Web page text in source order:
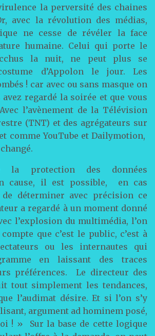
la perversité des chaines
avec la révolution des médias,
ne cesse de révéler la face
humaine. Celui qui porte le
la nuit, ne peut plus se
d’Appolon le jour. Les
! car avec ou sans masque on
avez regardé la soirée et que vous
l’avènement de la Télévision
(TNT) et des agrégateurs sur
comme YouTube et Dailymotion,
la protection des données
cause, il est possible, en cas
de déterminer avec précision ce
a regardé à un moment donné
l’explosion du multimédia, l’on
que c’est le public, c’est à
ou les internautes qui
en laissant des traces
préférences. Le directeur des
tout simplement les tendances,
l’audimat désire. Et si l’on s’y
argument ad hominem posé,
! » Sur la base de cette logique